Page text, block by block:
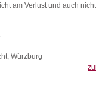
am Verlust und auch
Würzburg